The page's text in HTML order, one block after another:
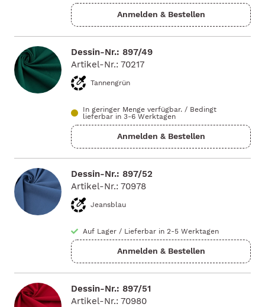
Dessin-Nr.: 897/49
Artikel-Nr.: 70217
Tannengrün
In geringer Menge verfügbar. / Bedingt
lieferbar in 3-6 Werktagen
Dessin-Nr.: 897/52
Artikel-Nr.: 70978
Jeansblau
Auf Lager / Lieferbar in 2-5 Werktagen
Dessin-Nr.: 897/51
Artikel-Nr.: 70980